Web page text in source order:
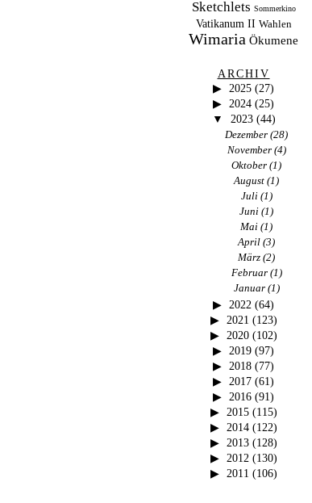
Sketchlets Sommerkino
Vatikanum II Wahlen
Wimaria Ökumene
ARCHIV
2025 (27)
2024 (25)
2023(44)
Dezember (28)
November(4)
Oktober (1)
August (1)
Juli(1)
Juni (1)
Mai (1)
April (3)
März (2)
Februar(1)
Januar(1)
2022 (64)
2021 (123)
2020(102)
2019 (97)
2018 (77)
2017 (61)
2016 (91)
2015(115)
2014(122)
2013(128)
2012 (130)
2011 (106)